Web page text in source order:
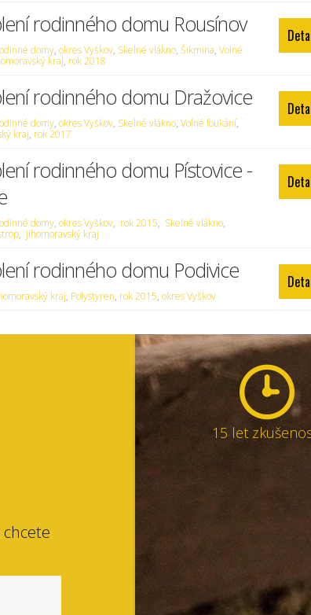
rodinného domu Rousínov
domy, okres Vyškov, Skelné vlákno, Šikmina, Volné
kraj, rok 2018
rodinného domu Dražovice
domy, okres Vyškov, Skelné vlákno, Volné foukání,
kraj, rok 2017
rodinného domu Pístovice -
domy, okres Vyškov, rok 2015, Skelné vlákno,
, Jihomoravský kraj
rodinného domu Podivice
kraj, Polystyren, rok 2015, okres Vyškov
15 let